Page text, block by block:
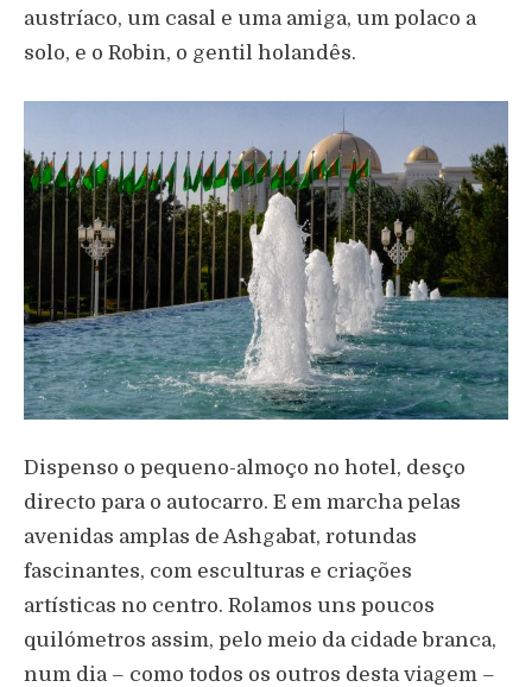
austríaco, um casal e uma amiga, um polaco a
solo, e o Robin, o gentil holandês.
Dispenso o pequeno-almoço no hotel, desço
directo para o autocarro. E em marcha pelas
avenidas amplas de Ashgabat, rotundas
fascinantes, com esculturas e criações
artísticas no centro. Rolamos uns poucos
quilómetros assim, pelo meio da cidade branca,
num dia – como todos os outros desta viagem –